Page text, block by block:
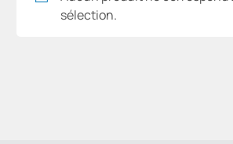
sélection.